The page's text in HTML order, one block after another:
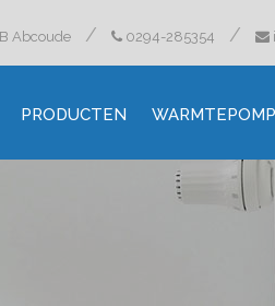
Abcoude / 0294-285354 /
PRODUCTEN